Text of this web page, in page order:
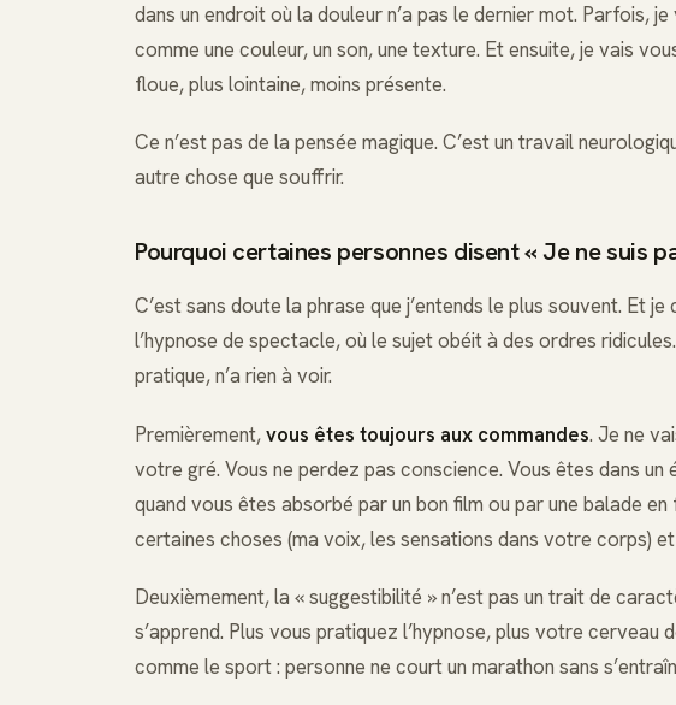
dans un endroit où la douleur n’a pas le dernier mot. Parfois,
comme une couleur, un son, une texture. Et ensuite, je vais
floue, plus lointaine, moins présente.
Ce n’est pas de la pensée magique. C’est un travail
autre chose que souffrir.
Pourquoi certaines personnes disent « Je ne suis
C’est sans doute la phrase que j’entends le plus souvent. Et
l’hypnose de spectacle, où le sujet obéit à des ordres
pratique, n’a rien à voir.
Premièrement,vous êtes toujours aux commandes. Je ne
votre gré. Vous ne perdez pas conscience. Vous êtes dans
quand vous êtes absorbé par un bon film ou par une balade
certaines choses (ma voix, les sensations dans votre corps)
Deuxièmement, la « suggestibilité » n’est pas un trait de
s’apprend. Plus vous pratiquez l’hypnose, plus votre cerveau
comme le sport : personne ne court un marathon sans